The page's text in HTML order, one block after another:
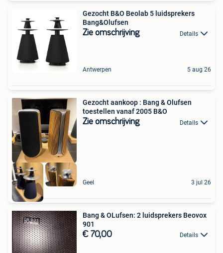
Gezocht B&O Beolab 5 luidsprekers
Bang&Olufsen
Zie omschrijving Details
Antwerpen 5 aug 26
Gezocht aankoop : Bang & Olufsen
toestellen vanaf 2005 B&O
Zie omschrijving Details
Geel 3 jul 26
Bang & OLufsen: 2 luidsprekers Beovox
901
€ 70,00 Details